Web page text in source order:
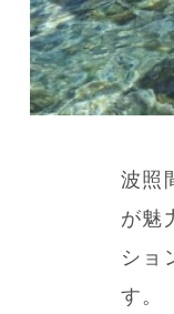
波照
が魅
ショ
す。